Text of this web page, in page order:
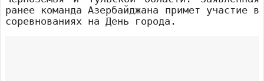
ранее команда Азербайджана примет участие в
соревнованиях на День города.